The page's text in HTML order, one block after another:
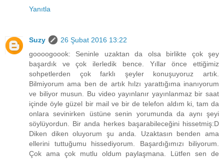
Yanıtla
Suzy
26 Şubat 2016 13:22
goooogoook: Seninle uzaktan da olsa birlikte çok şey
başardık ve çok ilerledik bence. Yıllar önce ettiğimiz
sohpetlerden çok farklı şeyler konuşuyoruz artık.
Bilmiyorum ama ben de artık hılzı yarattığıma inanıyorum
ve biliyor musun. Bu video yayınlanır yayınlanmaz bir saat
içinde öyle güzel bir mail ve bir de telefon aldım ki, tam da
onlara sevinirken üstüne senin yorumunda da aynı şeyi
söylüyordun. Bir anda herkes başarabileceğini hissetmiş:D
Diken diken oluyorum şu anda. Uzaktasın benden ama
ellerini tuttuğumu hissediyorum. Başardığımızı biliyorum.
Çok ama çok mutlu oldum paylaşmana. Lütfen sen de